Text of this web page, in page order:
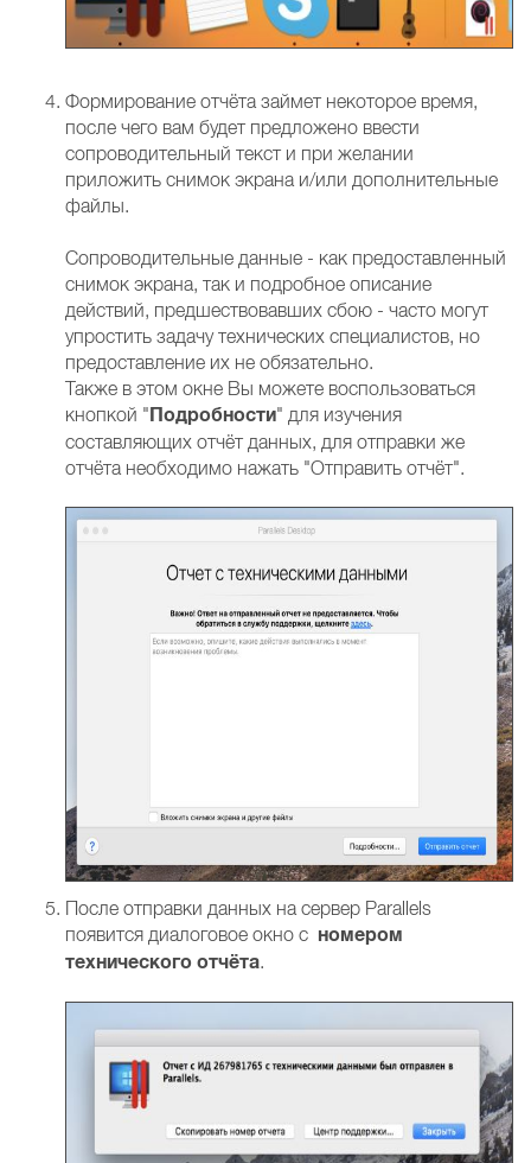
Формирование отчёта займет некоторое время,
после чего вам будет предложено ввести
сопроводительный текст и при желании
приложить снимок экрана и/или дополнительные
файлы.
Сопроводительные данные - как предоставленный
снимок экрана, так и подробное описание
действий, предшествовавших сбою - часто могут
упростить задачу технических специалистов, но
предоставление их не обязательно.
Также в этом окне Вы можете воспользоваться
кнопкой "Подробности" для изучения
составляющих отчёт данных, для отправки же
отчёта необходимо нажать "Отправить отчёт".
После отправки данных на сервер Parallels
появится диалоговое окно с номером
технического отчёта.